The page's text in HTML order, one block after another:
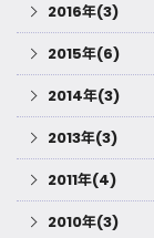
2016年(3)
2015年(6)
2014年(3)
2013年(3)
2011年(4)
2010年(3)